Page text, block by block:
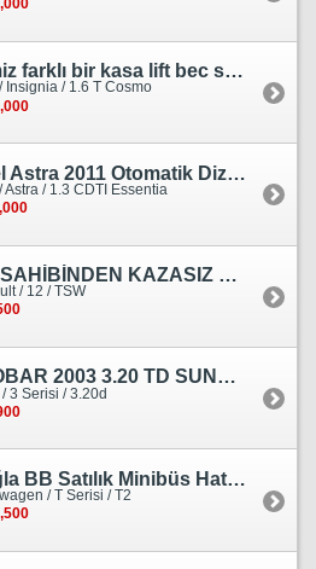
Temiz farklı bir kasa lift bec sedan görünümlü heçbek
Insignia / 1.6 T Cosmo
Opel Astra 2011 Otomatik Dizel Tramersiz Essentia
Astra / 1.3 CDTI Essentia
İLK SAHİBİNDEN KAZASIZ HASARSIZ BOYASIZ DEĞİŞENSİZ TAM ORJİNAL RENO
/ 12 / TSW
OTOBAR 2003 3.20 TD SUNROOF DERİ OTOMATİK DİZEL EMSALSİZ
/ 3 Serisi / 3.20d
Muğla BB Satılık Minibüs Hatı Volkswagen Crafter
/ T Serisi / T2